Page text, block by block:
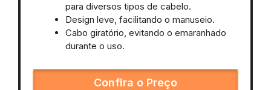
para diversos tipos de cabelo.
Design leve, facilitando o manuseio.
Cabo giratório, evitando o emaranhado
durante o uso.
Confira o Preço